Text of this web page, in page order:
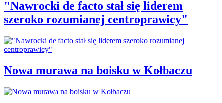
"Nawrocki de facto stał się liderem
szeroko rozumianej centroprawicy"
Nowa murawa na boisku w Kołbaczu